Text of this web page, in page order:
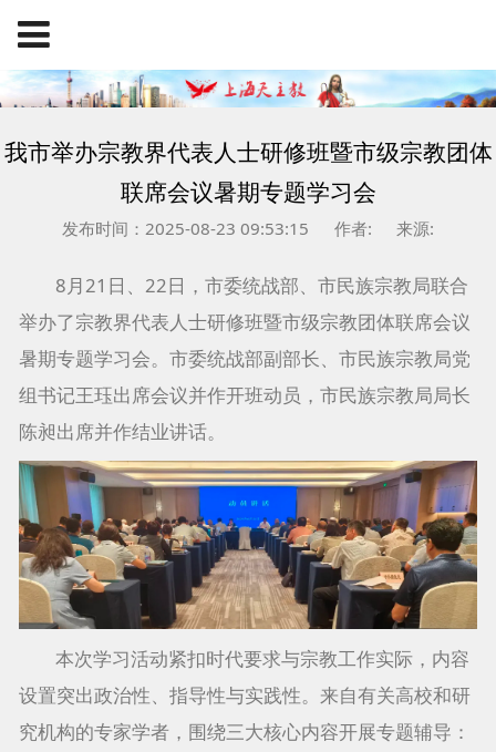
我市举办宗教界代表人士研修班暨市级宗教团体
联席会议暑期专题学习会
发布时间：2025-08-23 09:53:15 作者: 来源:
8月21日、22日，市委统战部、市民族宗教局联合
举办了宗教界代表人士研修班暨市级宗教团体联席会议
暑期专题学习会。市委统战部副部长、市民族宗教局党
组书记王珏出席会议并作开班动员，市民族宗教局局长
陈昶出席并作结业讲话。
本次学习活动紧扣时代要求与宗教工作实际，内容
设置突出政治性、指导性与实践性。来自有关高校和研
究机构的专家学者，围绕三大核心内容开展专题辅导：